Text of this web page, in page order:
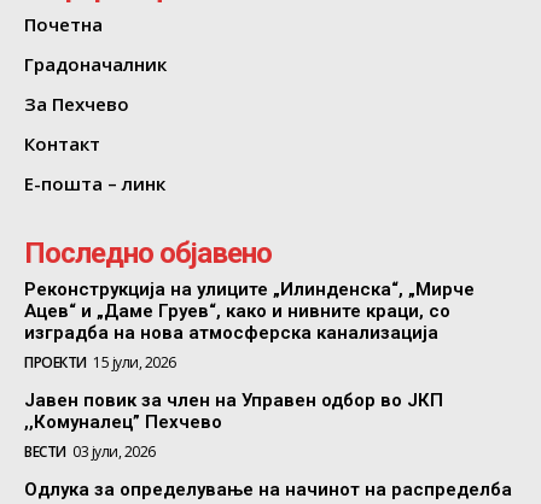
Почетна
Градоначалник
За Пехчево
Контакт
Е-пошта – линк
Последно објавено
Реконструкција на улиците „Илинденска“, „Мирче
Ацев“ и „Даме Груев“, како и нивните краци, со
изградба на нова атмосферска канализација
ПРОЕКТИ 15 јули, 2026
Јавен повик за член на Управен одбор во ЈКП
,,Комуналец” Пехчево
ВЕСТИ 03 јули, 2026
Одлука за определување на начинот на распределба